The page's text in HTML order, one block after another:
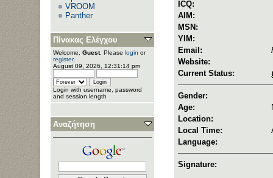
VROOM
Panther
Πίνακας Ελέγχου
Welcome, Guest. Please login or
register.
August 09, 2026, 12:31:14 pm
Login with username, password
and session length
Αναζήτηση
ICQ:
AIM:
MSN:
YIM:
Email:
Website:
Current Status:
Gender:
Age:
Location:
Local Time:
Language:
Signature: